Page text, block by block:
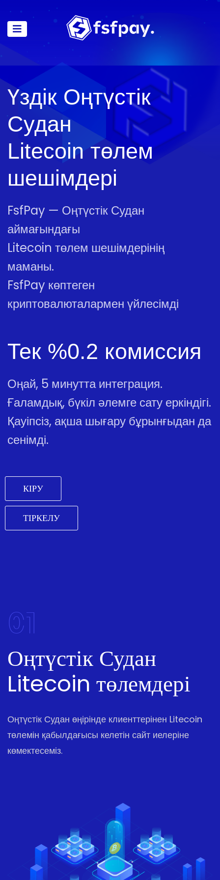
Үздік Оңтүстік
Судан
Litecoin төлем
шешімдері
FsfPay — Оңтүстік Судан
аймағындағы
Litecoin төлем шешімдерінің
маманы.
FsfPay көптеген
криптовалюталармен үйлесімді
Тек %0.2 комиссия
Оңай, 5 минутта интеграция.
Ғаламдық, бүкіл әлемге сату еркіндігі.
Қауіпсіз, ақша шығару бұрынғыдан да
сенімді.
КІРУ
ТІРКЕЛУ
01
Оңтүстік Судан
Litecoin төлемдері
Оңтүстік Судан өңірінде клиенттерінен Litecoin
төлемін қабылдағысы келетін сайт иелеріне
көмектесеміз.